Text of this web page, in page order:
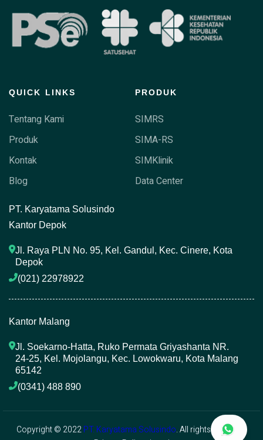
QUICK LINKS
Tentang Kami
Produk
Kontak
Blog
PRODUK
SIMRS
SIMA-RS
SIMKlinik
Data Center
PT. Karyatama Solusindo
Kantor Depok
Jl. Raya PLN No. 95, Kel. Gandul, Kec. Cinere, Kota
Depok
(021) 22978922
Kantor Malang
Jl. Soekarno-Hatta, Ruko Permata Griyashanta NR.
24-25, Kel. Mojolangu, Kec. Lowokwaru, Kota Malang
65142
(0341) 488 890
Copyright © 2022PT. Karyatama Solusindo. All rights reserved.